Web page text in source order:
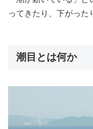
ってきたり、下がった
潮目とは何か